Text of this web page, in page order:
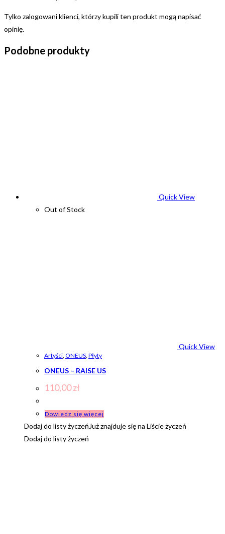
Tylko zalogowani klienci, którzy kupili ten produkt mogą napisać
opinię.
Podobne produkty
Quick View
Out of Stock
Quick View
Artyści ONEUS Płyty
ONEUS – RAISE US
110,00zł
Dowiedz się więcej
Dodaj do listy życzeńJuż znajduje się na Liście życzeń
Dodaj do listy życzeń